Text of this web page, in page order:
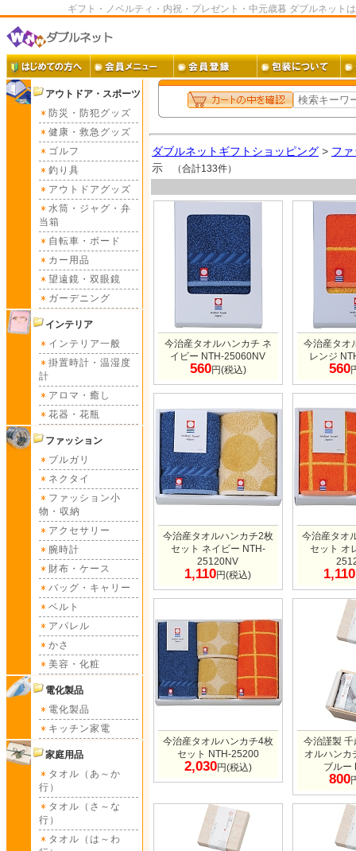
ギフト・ノベルティ・内祝・プレゼント・中元歳暮 ダブルネット
アウトドア・スポーツ
防災・防犯グッズ
健康・救急グッズ
ゴルフ
釣り具
アウトドアグッズ
水筒・ジャグ・弁
当箱
自転車・ボード
カー用品
望遠鏡・双眼鏡
ガーデニング
インテリア
インテリア一般
掛置時計・温湿度
計
アロマ・癒し
花器・花瓶
ファッション
ブルガリ
ネクタイ
ファッション小
物・収納
アクセサリー
腕時計
財布・ケース
バッグ・キャリー
ベルト
アパレル
かさ
美容・化粧
電化製品
電化製品
キッチン家電
家庭用品
タオル（あ～か
行）
タオル（さ～な
行）
タオル（は～わ
ダブルネットギフトショッピング > フ
示 （合計133件）
今治産タオルハンカチ ネ
イビー NTH-25060NV
560円(税込)
今治産タオ
レンジ
560
今治産タオルハンカチ2枚
セット ネイビー NTH-
25120NV
1,110円(税込)
今治産タオ
セット オ
1,110
今治産タオルハンカチ4枚
セット NTH-25200
2,030円(税込)
今治謹製
オルハンカ
ブルー
800